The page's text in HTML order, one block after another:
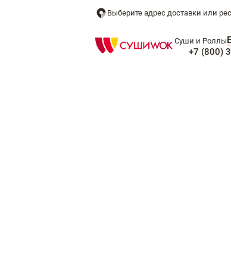
Выберите адрес доставки или
Суши и Роллы
+7 (800)